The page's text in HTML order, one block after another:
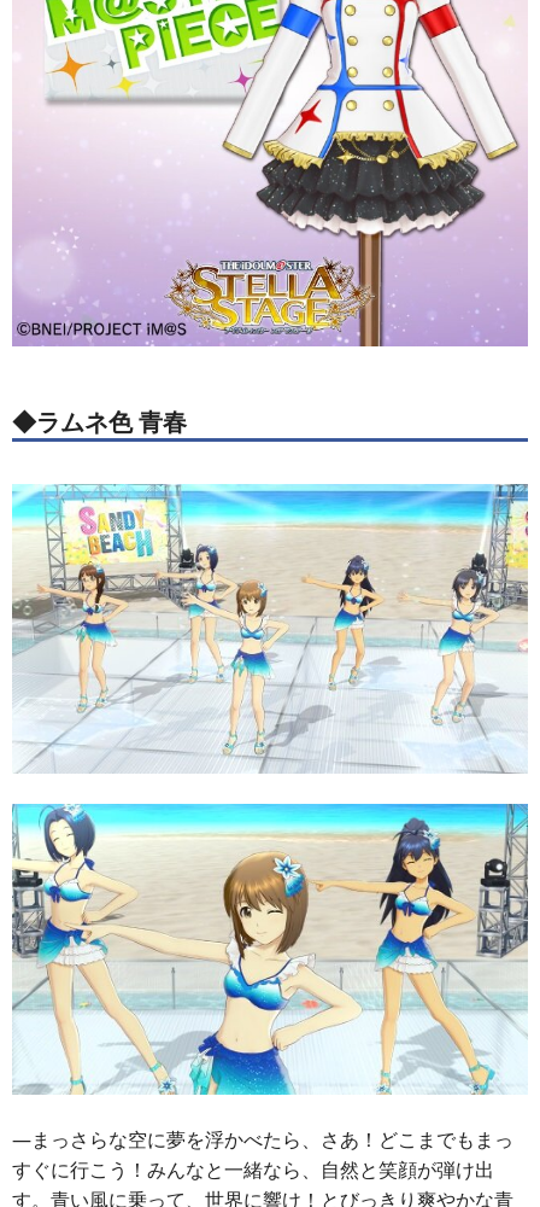
◆ラムネ色 青春
―まっさらな空に夢を浮かべたら、さあ！どこまでもまっ
すぐに行こう！みんなと一緒なら、自然と笑顔が弾け出
す。青い風に乗って、世界に響け！とびっきり爽やかな青